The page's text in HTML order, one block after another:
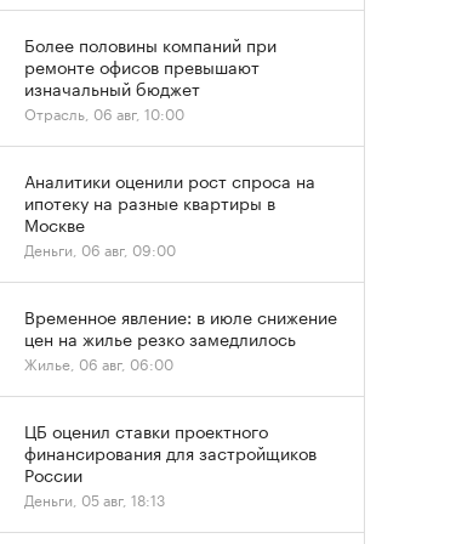
Более половины компаний при
ремонте офисов превышают
изначальный бюджет
Отрасль, 06 авг, 10:00
Аналитики оценили рост спроса на
ипотеку на разные квартиры в
Москве
Деньги, 06 авг, 09:00
Временное явление: в июле снижение
цен на жилье резко замедлилось
Жилье, 06 авг, 06:00
ЦБ оценил ставки проектного
финансирования для застройщиков
России
Деньги, 05 авг, 18:13